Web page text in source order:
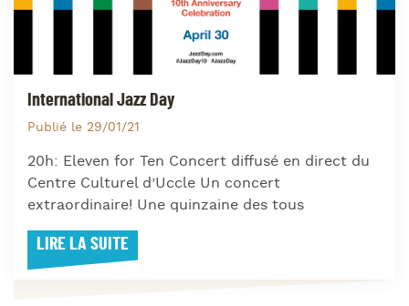
International Jazz Day
Publié le 29/01/21
20h: Eleven for Ten Concert diffusé en direct du
Centre Culturel d’Uccle Un concert
extraordinaire! Une quinzaine des tous
LIRE LA SUITE